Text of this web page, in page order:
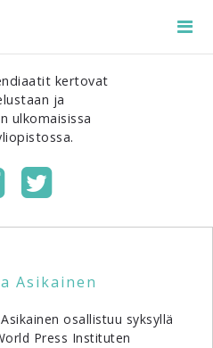
kertovat
ja
ulkomaisissa
Asikainen
osallistuu syksyllä
Press Instituten